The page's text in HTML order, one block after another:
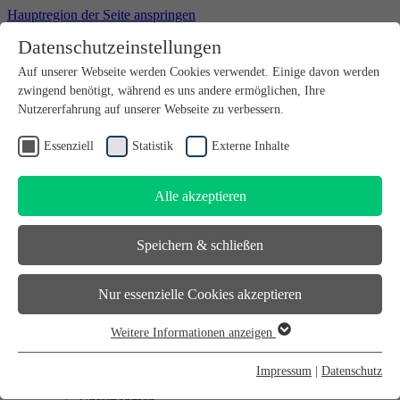
Hauptregion der Seite anspringen
Willkommen bei futureSAX - der Innovationsplattform des
Freistaates Sachsen.
Suchfeld
DE
Sächsisches Start-up-Partner-Netzwerk
Sächsisches Gründerforum
Datenschutzeinstellungen
Auf unserer Webseite werden Cookies verwendet. Einige davon werden
zwingend benötigt, während es uns andere ermöglichen, Ihre
Nutzererfahrung auf unserer Webseite zu verbessern.
Essenziell Statistik Externe Inhalte
Alle akzeptieren
Speichern & schließen
Nur essenzielle Cookies akzeptieren
Essenzielle Cookies werden für grundlegende Funktionen der
Weitere Informationen anzeigen
Impressum Datenschutz